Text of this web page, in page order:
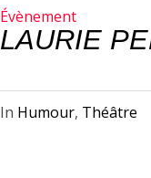
Évènement
LAURIE
In Humour, Théâtre